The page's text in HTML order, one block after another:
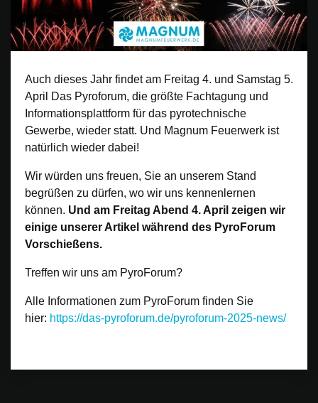
Auch dieses Jahr findet am Freitag 4. und Samstag 5.
April Das Pyroforum, die größte Fachtagung und
Informationsplattform für das pyrotechnische
Gewerbe, wieder statt. Und Magnum Feuerwerk ist
natürlich wieder dabei!
Wir würden uns freuen, Sie an unserem Stand
begrüßen zu dürfen, wo wir uns kennenlernen
können. Und am Freitag Abend 4. April zeigen wir
einige unserer Artikel während des PyroForum
Vorschießens.
Treffen wir uns am PyroForum?
Alle Informationen zum PyroForum finden Sie
hier: https://das-pyroforum.de/pyroforum-2025-news/